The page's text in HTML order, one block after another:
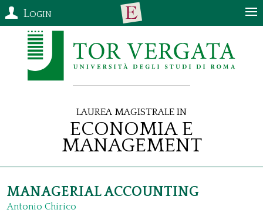
Login
Laurea Magistrale in
Economia e
Management
MANAGERIAL ACCOUNTING
Antonio Chirico